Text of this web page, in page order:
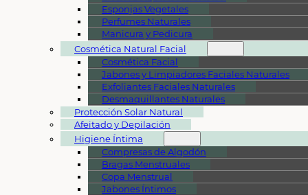
Esponjas Vegetales
Perfumes Naturales
Manicura y Pedicura
Cosmética Natural Facial
Cosmética Facial
Jabones y Limpiadores Faciales Naturales
Exfoliantes Faciales Naturales
Desmaquillantes Naturales
Protección Solar Natural
Afeitado y Depilación
Higiene Íntima
Compresas de Algodón
Bragas Menstruales
Copa Menstrual
Jabones Íntimos